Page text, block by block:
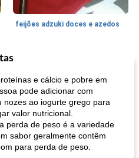
feijões adzuki doces e azedos
e cálcio e pobre em
pode adicionar com
nozes ao iogurte grego para
valor nutricional.
perda de peso é a variedade
sabor geralmente contêm
para perda de peso.